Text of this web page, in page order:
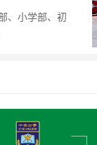
、小学部、初